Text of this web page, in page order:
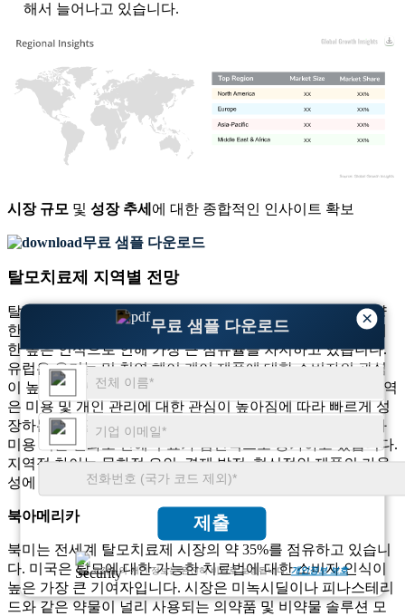
×
무료 샘플 다운로드
제출
고객님의 개인 정보는 완전히 비밀로 보장됩니다.개인정보 보호
해서 늘어나고 있습니다.
XX%
XX
XX%
XX
XX%
XX
XX%
XX
시장 규모 및 성장 추세 에 대한 종합적인 인사이트 확보
무료 샘플 다운로드
탈모치료제 지역별 전망
탈모 치료 제품 시장의 지역 전망은 다양한 지역에 걸쳐 다양
한 추세를 보여줍니다. 북미는 탈모 솔루션과 첨단 의료에 대
한 높은 인식으로 인해 가장 큰 점유율을 차지하고 있습니다.
유럽은 유기농 및 천연 헤어 케어 제품에 대한 소비자의 관심
이 높아지면서 중요한 시장이기도 합니다. 아시아 태평양 지역
은 미용 및 개인 관리에 대한 관심이 높아짐에 따라 빠르게 성
장하는 지역인 반면, 중동 및 아프리카는 의료 접근성 향상과
미용 기준 변화로 인해 수요가 점진적으로 증가하고 있습니다.
지역적 차이는 문화적 요인, 경제 발전, 혁신적인 제품의 가용
성에 의해 영향을 받습니다.
북아메리카
북미는 전세계 탈모치료제 시장의 약 35%를 점유하고 있습니
다. 미국은 탈모에 대한 가능한 치료법에 대한 소비자 인식이
높은 가장 큰 기여자입니다. 시장은 미녹시딜이나 피나스테리
드와 같은 약물이 널리 사용되는 의약품 및 비약물 솔루션 모